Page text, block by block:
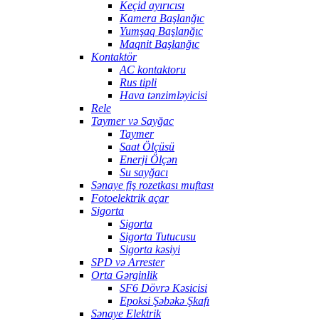
Keçid ayırıcısı
Kamera Başlanğıc
Yumşaq Başlanğıc
Maqnit Başlanğıc
Kontaktör
AC kontaktoru
Rus tipli
Hava tənzimləyicisi
Rele
Taymer və Sayğac
Taymer
Saat Ölçüsü
Enerji Ölçən
Su sayğacı
Sənaye fiş rozetkası muftası
Fotoelektrik açar
Sigorta
Sigorta
Sigorta Tutucusu
Sigorta kəsiyi
SPD və Arrester
Orta Gərginlik
SF6 Dövrə Kəsicisi
Epoksi Şəbəkə Şkafı
Sənaye Elektrik